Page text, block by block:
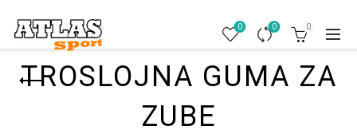
0 0 0
TROSLOJNA GUMA ZA
ZUBE